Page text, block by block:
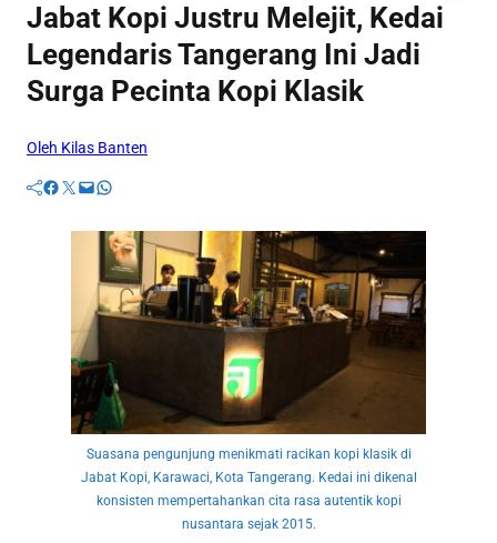
Jabat Kopi Justru Melejit, Kedai
Legendaris Tangerang Ini Jadi
Surga Pecinta Kopi Klasik
Oleh Kilas Banten
Facebook Twitter Mail WhatsApp
Suasana pengunjung menikmati racikan kopi klasik di
Jabat Kopi, Karawaci, Kota Tangerang. Kedai ini dikenal
konsisten mempertahankan cita rasa autentik kopi
nusantara sejak 2015.